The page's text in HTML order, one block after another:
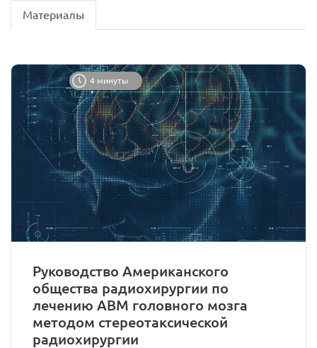
Материалы
4 минуты
Руководство Американского
общества радиохирургии по
лечению АВМ головного мозга
методом стереотаксической
радиохирургии